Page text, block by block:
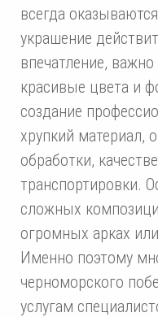
всегда
украшение
впечатление,
красивые цвета и
создание
хрупкий материал,
обработки,
транспортировки.
сложных
огромных арках
Именно поэтому
черноморского
услугам